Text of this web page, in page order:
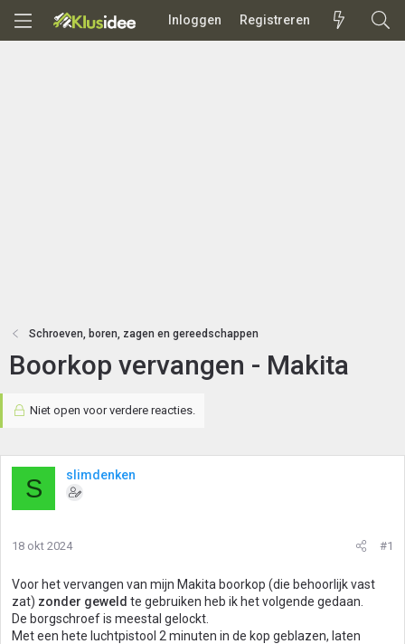
Inloggen Registreren
Schroeven, boren, zagen en gereedschappen
Boorkop vervangen - Makita
Niet open voor verdere reacties.
S slimdenken
18 okt 2024 #1
Voor het vervangen van mijn Makita boorkop (die behoorlijk vast
zat) zonder geweld te gebruiken heb ik het volgende gedaan.
De borgschroef is meestal gelockt.
Met een hete luchtpistool 2 minuten in de kop geblazen, laten